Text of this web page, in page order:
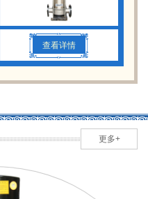
查看详情
更多+